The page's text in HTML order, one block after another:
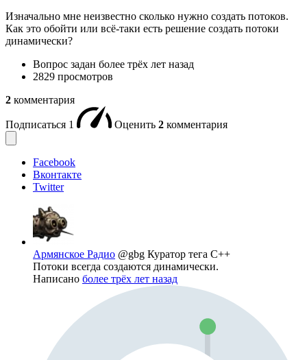
Изначально мне неизвестно сколько нужно создать потоков.
Как это обойти или всё-таки есть решение создать потоки
динамически?
Вопрос задан более трёх лет назад
2829 просмотров
2 комментария
Подписаться 1 Оценить 2 комментария
Facebook
Вконтакте
Twitter
Армянское Радио @gbg Куратор тега C++
Потоки всегда создаются динамически.
Написано более трёх лет назад